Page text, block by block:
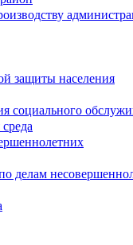
защиты населения
социального
делам